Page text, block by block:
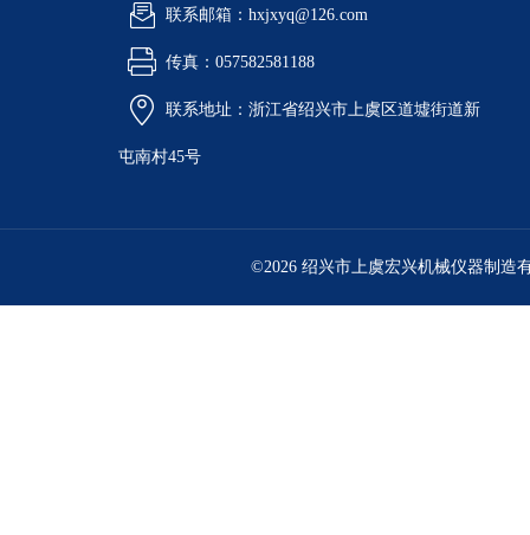
联系邮箱：hxjxyq@126.com
传真：057582581188
联系地址：浙江省绍兴市上虞区道墟街道新
屯南村45号
©2026 绍兴市上虞宏兴机械仪器制造